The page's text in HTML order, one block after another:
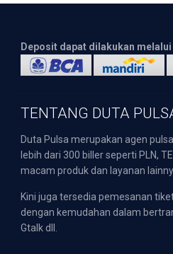
Deposit dapat dilakukan melalui
TENTANG DUTA
Duta Pulsa merupakan agen
lebih dari 300 biller seperti PLN,
macam produk dan layanan
Kini juga tersedia pemesanan
dengan kemudahan dalam
Gtalk dll.